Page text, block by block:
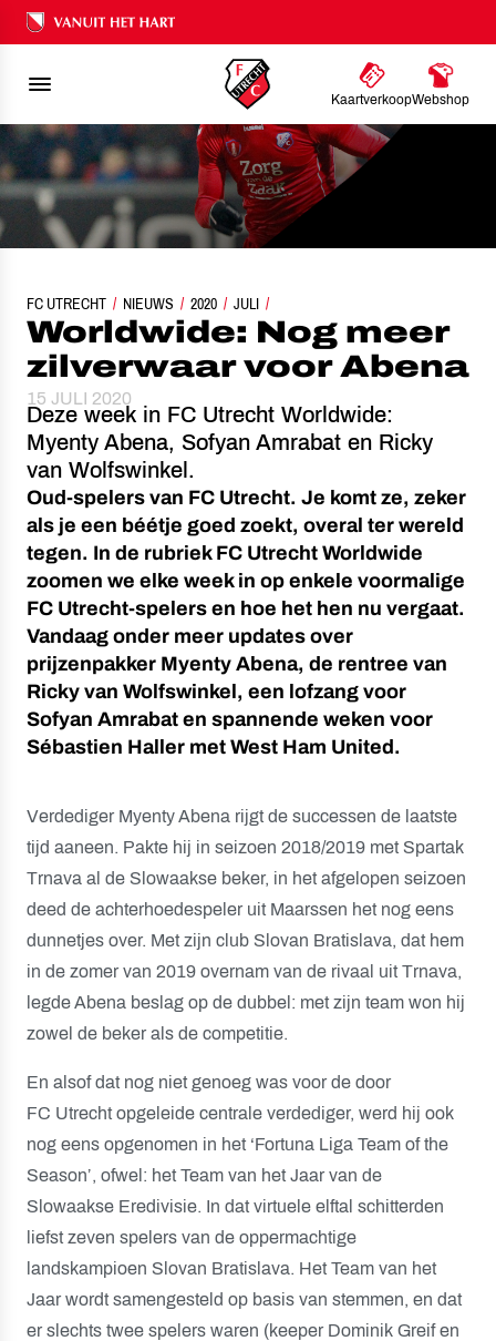
Ons nalatenschap
KaartverkoopWebshop
FC UTRECHT NIEUWS 2020 JULI
WORLDWIDE: NOG MEER ZILVERWAAR VOOR ABENA
Worldwide: Nog meer
zilverwaar voor Abena
15 JULI 2020
Deze week in FC Utrecht Worldwide:
Myenty Abena, Sofyan Amrabat en Ricky
van Wolfswinkel.
Oud-spelers van FC Utrecht. Je komt ze, zeker
als je een béétje goed zoekt, overal ter wereld
tegen. In de rubriek FC Utrecht Worldwide
zoomen we elke week in op enkele voormalige
FC Utrecht-spelers en hoe het hen nu vergaat.
Vandaag onder meer updates over
prijzenpakker Myenty Abena, de rentree van
Ricky van Wolfswinkel, een lofzang voor
Sofyan Amrabat en spannende weken voor
Sébastien Haller met West Ham United.
Verdediger Myenty Abena rijgt de successen de laatste
tijd aaneen. Pakte hij in seizoen 2018/2019 met Spartak
Trnava al de Slowaakse beker, in het afgelopen seizoen
deed de achterhoedespeler uit Maarssen het nog eens
dunnetjes over. Met zijn club Slovan Bratislava, dat hem
in de zomer van 2019 overnam van de rivaal uit Trnava,
legde Abena beslag op de dubbel: met zijn team won hij
zowel de beker als de competitie.
En alsof dat nog niet genoeg was voor de door
FC Utrecht opgeleide centrale verdediger, werd hij ook
nog eens opgenomen in het ‘Fortuna Liga Team of the
Season’, ofwel: het Team van het Jaar van de
Slowaakse Eredivisie. In dat virtuele elftal schitterden
liefst zeven spelers van de oppermachtige
landskampioen Slovan Bratislava. Het Team van het
Jaar wordt samengesteld op basis van stemmen, en dat
er slechts twee spelers waren (keeper Dominik Greif en